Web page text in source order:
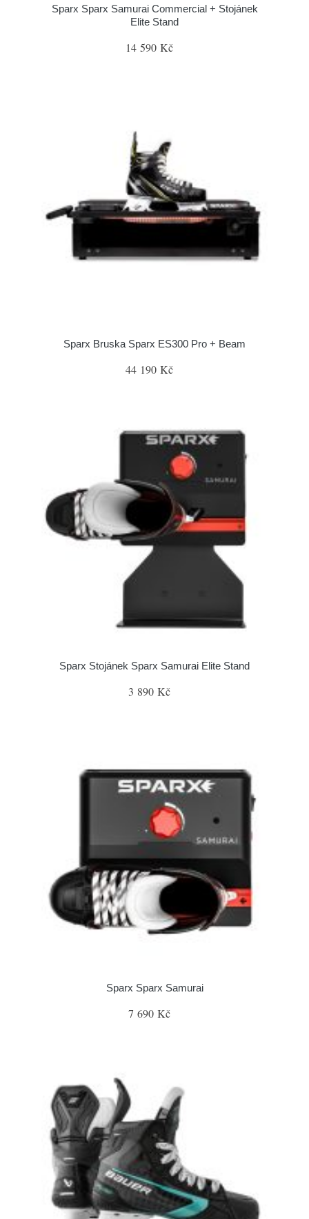
Sparx Sparx Samurai Commercial + Stojánek
Elite Stand
14 590 Kč
Sparx Bruska Sparx ES300 Pro + Beam
44 190 Kč
Sparx Stojánek Sparx Samurai Elite Stand
3 890 Kč
Sparx Sparx Samurai
7 690 Kč